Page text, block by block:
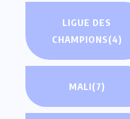
LIGUE DES
CHAMPIONS(4)
MALI(7)